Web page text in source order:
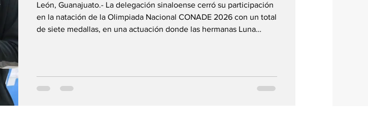
León, Guanajuato.- La delegación sinaloense cerró su participación
en la natación de la Olimpiada Nacional CONADE 2026 con un total
de siete medallas, en una actuación donde las hermanas Luna
de bronce en los 50 metros libres categoría 13-14 años, registrando
un tiempo de 27.93 segun